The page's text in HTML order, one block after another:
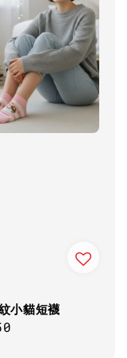
小貓短襪